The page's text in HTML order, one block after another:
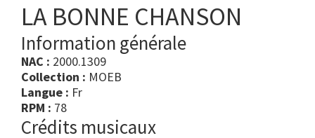
LA BONNE CHANSON
Information générale
NAC : 2000.1309
Collection : MOEB
Langue : Fr
RPM : 78
Crédits musicaux